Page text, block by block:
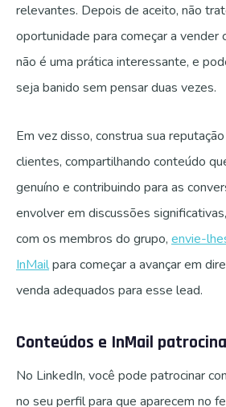
relevantes. Depois de aceito, não
oportunidade para começar a vender
não é uma prática interessante, e
seja banido sem pensar duas vezes.
Em vez disso, construa sua
clientes, compartilhando conteúdo
genuíno e contribuindo para as
envolver em discussões
com os membros do grupo, envie-
InMailpara começar a avançar em
venda adequados para esse lead.
Conteúdos e InMail
No LinkedIn, você pode patrocinar
no seu perfil para que aparecem no